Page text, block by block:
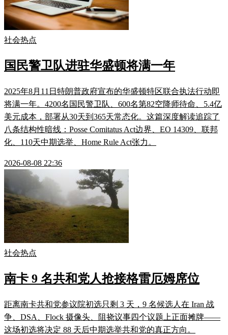
社会热点
国民警卫队进驻华盛顿将满一年
2025年8月11日特朗普政府宣布的华盛顿特区联合执法行动即
将满一年。4200名国民警卫队、600名第82空降师待命、5.4亿
美元成本，部署从30天到365天常态化。这篇深度解读追踪了
八条结构性暗线：Posse Comitatus Act边界、EO 14309、联邦
化、110天中期选举、Home Rule Act张力。
2026-08-08 22:36
社会热点
南卡 9 名共和党人抢接格雷厄姆席位
距离南卡共和党参议院初选只剩 3 天，9 名候选人在 Iran 战
争、DSA、Flock 摄像头、阻挠议事四个议题上正面摊牌——
这场初选将决定 88 天后中期选举共和党的真正方向。